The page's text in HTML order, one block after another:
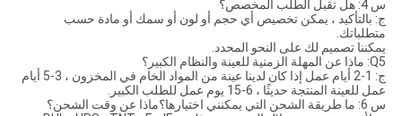
س 4: هل تقبل الطلب المخصص؟
ج: بالتأكيد ، يمكن تخصيص أي حجم أو لون أو سمك أو مادة حسب
متطلباتك.
يمكننا تصميم لك على النحو المحدد.
Q5: ماذا عن المهلة الزمنية للعينة والنظام الكبير؟
ج: 1-2 أيام عمل إذا كان لدينا عينة من المواد الخام في المخزون ، 3-5 أيام
عمل للعينة المنتجة حديثًا ، 6-15 يوم عمل للطلب الكبير.
س 6: ما طريقة الشحن التي يمكنني اختيارها؟ماذا عن وقت الشحن؟